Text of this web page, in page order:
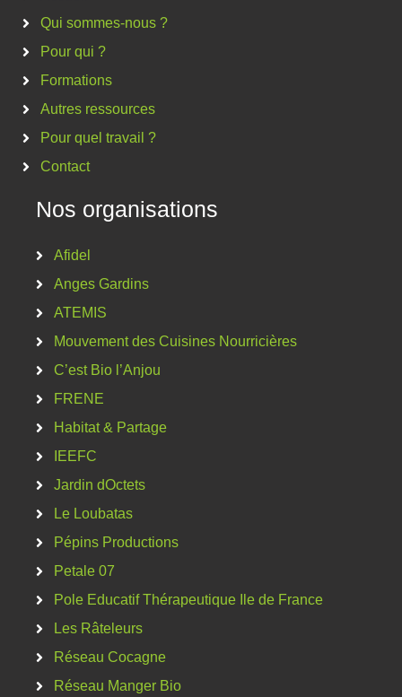
Qui sommes-nous ?
Pour qui ?
Formations
Autres ressources
Pour quel travail ?
Contact
Nos organisations
Afidel
Anges Gardins
ATEMIS
Mouvement des Cuisines Nourricières
C’est Bio l’Anjou
FRENE
Habitat & Partage
IEEFC
Jardin dOctets
Le Loubatas
Pépins Productions
Petale 07
Pole Educatif Thérapeutique Ile de France
Les Râteleurs
Réseau Cocagne
Réseau Manger Bio